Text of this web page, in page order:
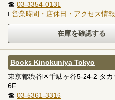
☎ 03-3354-0131
ℹ 営業時間・店休日・アクセス情
Books Kinokuniya Tokyo
東京都渋谷区千駄ヶ谷5-24-2 タ
6F
☎ 03-5361-3316